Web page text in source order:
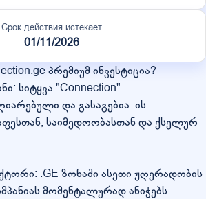
Срок действия истекает
01/11/2026
პრემიუმ ინვესტიცია?
სიტყვა "Connection"
და გასაგებია. ის
საიმედოობასთან და ქსელურ
.GE ზონაში ასეთი ჟღერადობის
მომენტალურად ანიჭებს